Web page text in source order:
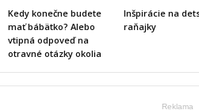
Kedy konečne budete
mať bábätko? Alebo
vtipná odpoveď na
otravné otázky okolia
Inšpirácie na
raňajky
Reklama